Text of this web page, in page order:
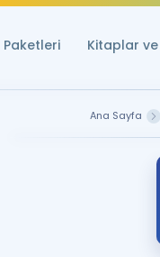
Paketleri Kitaplar
Ana Sayfa